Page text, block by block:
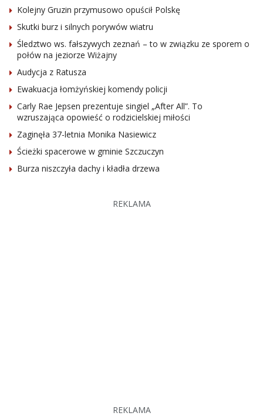
Kolejny Gruzin przymusowo opuścił Polskę
Skutki burz i silnych porywów wiatru
Śledztwo ws. fałszywych zeznań – to w związku ze sporem o
połów na jeziorze Wiżajny
Audycja z Ratusza
Ewakuacja łomżyńskiej komendy policji
Carly Rae Jepsen prezentuje singiel „After All”. To
wzruszająca opowieść o rodzicielskiej miłości
Zaginęła 37-letnia Monika Nasiewicz
Ścieżki spacerowe w gminie Szczuczyn
Burza niszczyła dachy i kładła drzewa
REKLAMA
REKLAMA